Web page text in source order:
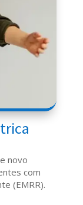
novo
com
(EMRR).